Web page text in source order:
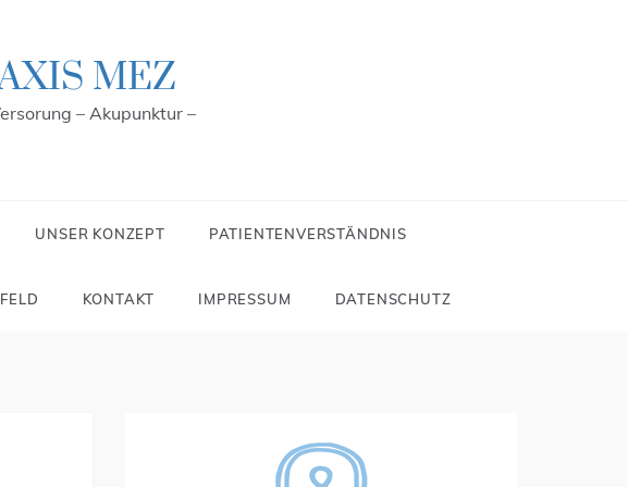
MEZ
– Akupunktur –
UNSER KONZEPT PATIENTENVERSTÄNDNIS
KONTAKT IMPRESSUM DATENSCHUTZ